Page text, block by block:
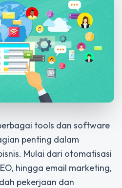
tools dan software
penting dalam
Mulai dari otomatisasi
hingga email marketing,
pekerjaan dan